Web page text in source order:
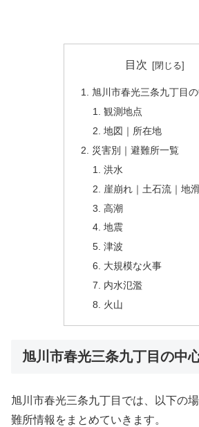
目次
旭川市春光三条九丁目
観測地点
地図｜所在地
災害別｜避難所一覧
洪水
崖崩れ｜土石流｜地
高潮
地震
津波
大規模な火事
内水氾濫
火山
旭川市春光三条九丁目の中
旭川市春光三条九丁目では、以下の
難所情報をまとめていきます。